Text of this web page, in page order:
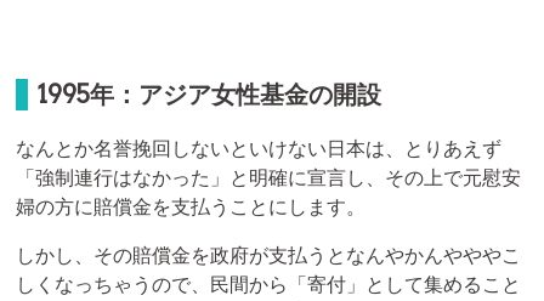
1995年：アジア女性基金の開設
なんとか名誉挽回しないといけない日本は、とりあえず
「強制連行はなかった」と明確に宣言し、その上で元慰安
婦の方に賠償金を支払うことにします。
しかし、その賠償金を政府が支払うとなんやかんやややこ
しくなっちゃうので、民間から「寄付」として集めること